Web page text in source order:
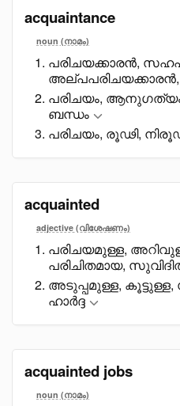
acquaintance
noun (നാമം)
പരിചയക്കാരൻ,
അല്പപരിചയക്കാരൻ,
പരിചയം,
ബന്ധം
പരിചയം, രൂഢി,
acquainted
adjective (വിശേഷണം)
പരിചയമുള്ള,
പരിചിതമായ,
അടുപ്പമുള്ള,
ഹാർദ്ദ
acquainted jobs
noun (നാമം)